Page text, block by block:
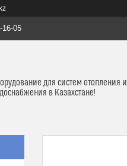
16-05
для систем отопления и
в Казахстане!